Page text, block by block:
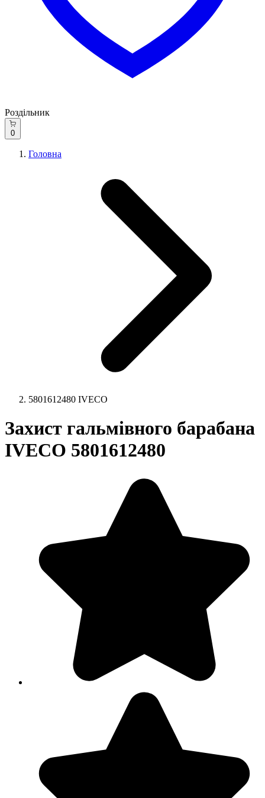
Роздільник
0
Головна
5801612480 IVECO
Захист гальмівного барабана
IVECO 5801612480